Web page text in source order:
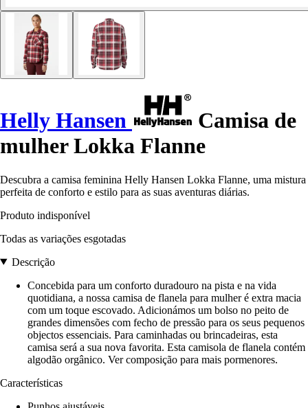
Helly Hansen
Camisa de
mulher Lokka Flanne
Descubra a camisa feminina Helly Hansen Lokka Flanne, uma mistura
perfeita de conforto e estilo para as suas aventuras diárias.
Produto indisponível
Todas as variações esgotadas
Descrição
Concebida para um conforto duradouro na pista e na vida
quotidiana, a nossa camisa de flanela para mulher é extra macia
com um toque escovado. Adicionámos um bolso no peito de
grandes dimensões com fecho de pressão para os seus pequenos
objectos essenciais. Para caminhadas ou brincadeiras, esta
camisa será a sua nova favorita. Esta camisola de flanela contém
algodão orgânico. Ver composição para mais pormenores.
Características